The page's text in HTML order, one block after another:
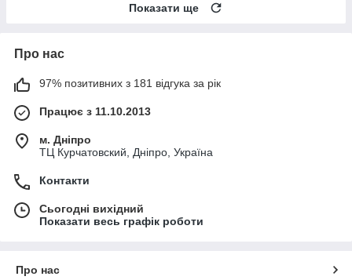
Показати ще
Про нас
97% позитивних з 181 відгука за рік
Працює з 11.10.2013
м. Дніпро
ТЦ Курчатовский, Дніпро, Україна
Контакти
Сьогодні вихідний
Показати весь графік роботи
Про нас